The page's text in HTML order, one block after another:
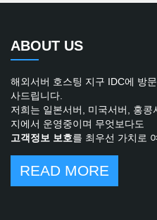
ABOUT US
해외서버 호스팅 지구 IDC에 방
사드립니다.
저희는 일본서버, 미국서버, 홍
지에서 운영중이며 무엇보다도
고객정보 보호를 최우선 가치로
READ MORE